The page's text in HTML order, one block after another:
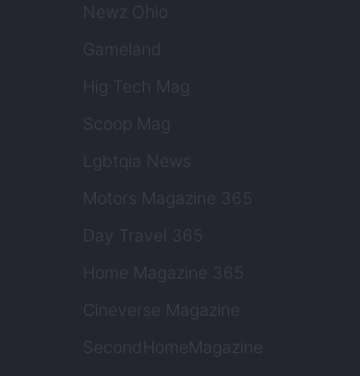
Newz Ohio
Gameland
Hig Tech Mag
Scoop Mag
Lgbtqia News
Motors Magazine 365
Day Travel 365
Home Magazine 365
Cineverse Magazine
SecondHomeMagazine